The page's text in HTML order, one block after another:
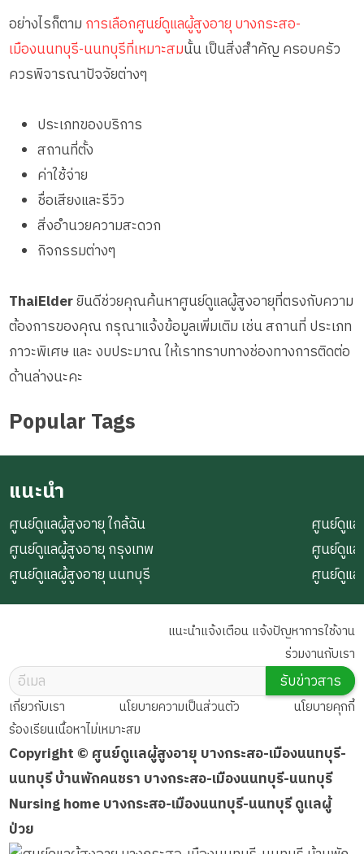
อย่างไรก็ตาม การเลือกศูนย์ดูแลผู้สูงอายุ บางกระสอ-
เมืองนนทบุรี-นนทบุรีที่เหมาะสมนั้น เป็นสิ่งสำคัญ ครอบครัว
ควรพิจารณาปัจจัยต่างๆ
ประเภทของบริการ
สถานที่ตั้ง
ค่าใช้จ่าย
ชื่อเสียงและรีวิว
สิ่งอำนวยความสะดวก
กิจกรรมต่างๆ
ThaiElderยินดีช่วยคุณค้นหาศูนย์ดูแลผู้สูงอายุที่ตรงกับความ
ต้องการของคุณ กรุณาแจ้งข้อมูลเพิ่มเติม เช่น สถานที่ ประเภท
ภาวะพิเศษ และ งบประมาณ ให้เราทราบทางช่องทางการติดต่อ
ด้านล่างนะคะ
Popular Tags
แนะนำ
ศูนย์ดูแลผู้สูงอายุ ใกล้ฉัน
ศูนย์ดูแลผู้สูงอายุ กรุงเทพ
ศูนย์ดูแลผู้สูงอายุ นนทบุรี
ศูนย์ดูแ
ศูนย์ดูแ
ศูนย์ดูแ
Copyright © ศูนย์ดูแลผู้สูงอายุ บางกระสอ-เมืองนนทบุรี-
นนทบุรี บ้านพักคนชรา บางกระสอ-เมืองนนทบุรี-นนทบุรี
Nursing home บางกระสอ-เมืองนนทบุรี-นนทบุรี ดูแลผู้
ป่วย
เกี่ยวกับเรา นโยบายความเป็นส่วนตัว
นโยบายคุกกี้
ร้องเรียนเนื้อหาไม่เหมาะสม
แนะนำแจ้งเตือน แจ้งปัญหาการใช้งาน
ร่วมงานกับเรา
รับข่าวสาร